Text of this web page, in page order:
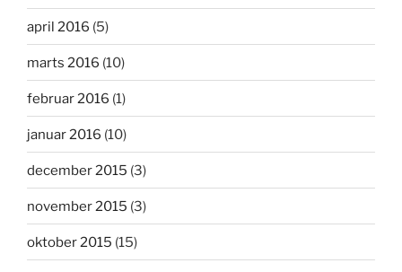
april 2016 (5)
marts 2016 (10)
februar 2016 (1)
januar 2016 (10)
december 2015 (3)
november 2015 (3)
oktober 2015 (15)